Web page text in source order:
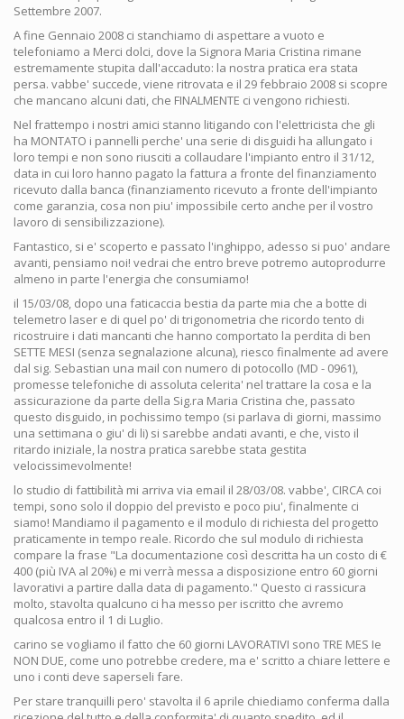
Settembre 2007.
A fine Gennaio 2008 ci stanchiamo di aspettare a vuoto e
telefoniamo a Merci dolci, dove la Signora Maria Cristina rimane
estremamente stupita dall'accaduto: la nostra pratica era stata
persa. vabbe' succede, viene ritrovata e il 29 febbraio 2008 si scopre
che mancano alcuni dati, che FINALMENTE ci vengono richiesti.
Nel frattempo i nostri amici stanno litigando con l'elettricista che gli
ha MONTATO i pannelli perche' una serie di disguidi ha allungato i
loro tempi e non sono riusciti a collaudare l'impianto entro il 31/12,
data in cui loro hanno pagato la fattura a fronte del finanziamento
ricevuto dalla banca (finanziamento ricevuto a fronte dell'impianto
come garanzia, cosa non piu' impossibile certo anche per il vostro
lavoro di sensibilizzazione).
Fantastico, si e' scoperto e passato l'inghippo, adesso si puo' andare
avanti, pensiamo noi! vedrai che entro breve potremo autoprodurre
almeno in parte l'energia che consumiamo!
il 15/03/08, dopo una faticaccia bestia da parte mia che a botte di
telemetro laser e di quel po' di trigonometria che ricordo tento di
ricostruire i dati mancanti che hanno comportato la perdita di ben
SETTE MESI (senza segnalazione alcuna), riesco finalmente ad avere
dal sig. Sebastian una mail con numero di potocollo (MD - 0961),
promesse telefoniche di assoluta celerita' nel trattare la cosa e la
assicurazione da parte della Sig.ra Maria Cristina che, passato
questo disguido, in pochissimo tempo (si parlava di giorni, massimo
una settimana o giu' di li) si sarebbe andati avanti, e che, visto il
ritardo iniziale, la nostra pratica sarebbe stata gestita
velocissimevolmente!
lo studio di fattibilità mi arriva via email il 28/03/08. vabbe', CIRCA coi
tempi, sono solo il doppio del previsto e poco piu', finalmente ci
siamo! Mandiamo il pagamento e il modulo di richiesta del progetto
praticamente in tempo reale. Ricordo che sul modulo di richiesta
compare la frase "La documentazione così descritta ha un costo di €
400 (più IVA al 20%) e mi verrà messa a disposizione entro 60 giorni
lavorativi a partire dalla data di pagamento." Questo ci rassicura
molto, stavolta qualcuno ci ha messo per iscritto che avremo
qualcosa entro il 1 di Luglio.
carino se vogliamo il fatto che 60 giorni LAVORATIVI sono TRE MES Ie
NON DUE, come uno potrebbe credere, ma e' scritto a chiare lettere e
uno i conti deve saperseli fare.
Per stare tranquilli pero' stavolta il 6 aprile chiediamo conferma dalla